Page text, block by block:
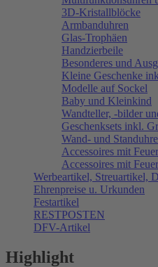
3D-Kristallblöcke
Armbanduhren
Glas-Trophäen
Handzierbeile
Besonderes und
Kleine Geschenke
Modelle auf Sockel
Baby und Kleinkind
Wandteller, -bilder
Geschenksets inkl.
Wand- und
Accessoires mit
Accessoires mit
Werbeartikel, Streuartikel,
Ehrenpreise u. Urkunden
Festartikel
RESTPOSTEN
DFV-Artikel
Highlight